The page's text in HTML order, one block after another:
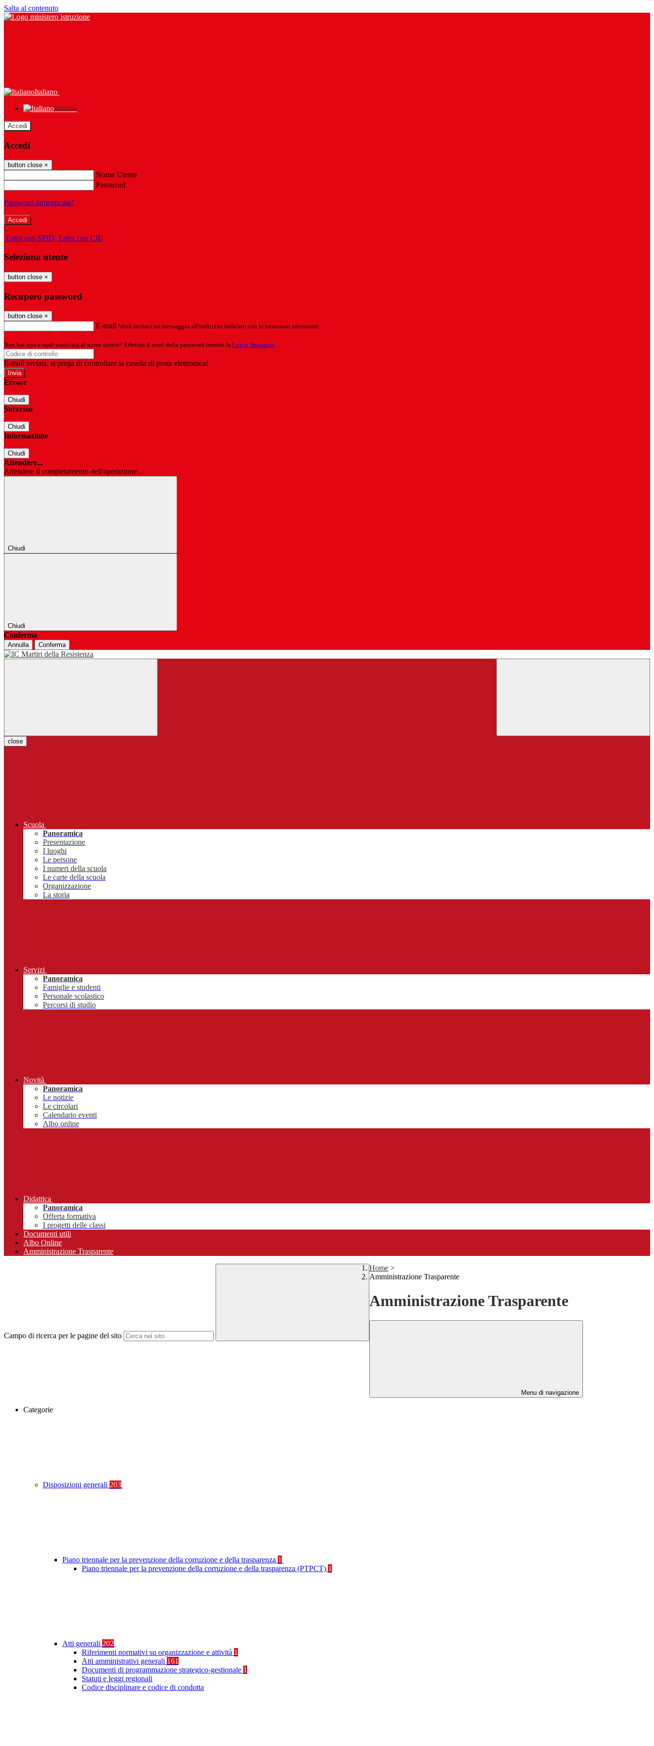
Salta al contenuto
Italiano
Italiano
Accedi
Accedi
button close ×
Nome Utente
Password
Password dimenticata?
-
Entra con SPID Entra con CIE
Seleziona utente
button close ×
Recupero password
button close ×
E-mail Verrà inviato un messaggio all'indirizzo indicato con le istruzioni necessarie.
Non hai una e-mail associata al nome utente? Effettua il reset della password tramite la Login Spaggiari
E-mail inviata, si prega di controllare la casella di posta elettronica!
Errore
Chiudi
Successo
Chiudi
Informazione
Chiudi
Attendere...
Attendere il completamento dell'operazione...
Chiudi
Chiudi
Conferma
Annulla Conferma
close
Scuola
Panoramica
Presentazione
I luoghi
Le persone
I numeri della scuola
Le carte della scuola
Organizzazione
La storia
Servizi
Panoramica
Famiglie e studenti
Personale scolastico
Percorsi di studio
Novità
Panoramica
Le notizie
Le circolari
Calendario eventi
Albo online
Didattica
Panoramica
Offerta formativa
I progetti delle classi
Documenti utili
Albo Online
Amministrazione Trasparente
Campo di ricerca per le pagine del sito
Home >
Amministrazione Trasparente
Amministrazione Trasparente
Menu di navigazione
Categorie
Disposizioni generali 203
Piano triennale per la prevenzione della corruzione e della trasparenza 1
Piano triennale per la prevenzione della corruzione e della trasparenza (PTPCT) 1
Atti generali 202
Riferimenti normativi su organizzazione e attività 1
Atti amministrativi generali 161
Documenti di programmazione strategico-gestionale 1
Statuti e leggi regionali
Codice disciplinare e codice di condotta